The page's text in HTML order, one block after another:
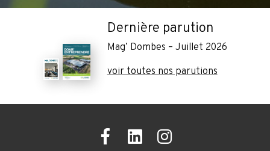
Dernière parution
Mag’ Dombes – Juillet 2026
voir toutes nos parutions